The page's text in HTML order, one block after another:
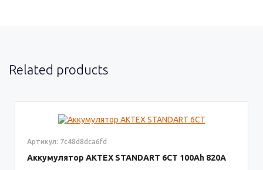
Related products
Артикул: 7c48d8dca6fd
Аккумулятор AКТЕХ STANDART 6СТ 100 820